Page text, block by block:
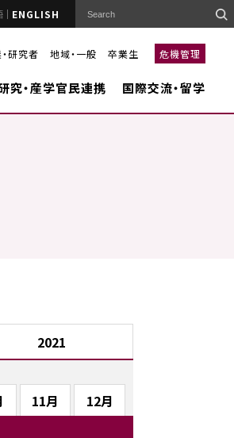
ENGLISH
研究者 地域・一般 卒業生 危機管理
究・産学官民連携 国際交流・留学
2021
11月 12月